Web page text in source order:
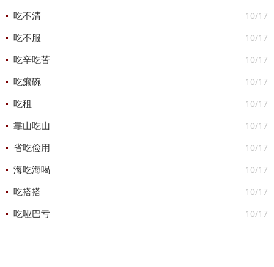
10/17
吃不清
10/17
吃不服
10/17
吃辛吃苦
10/17
吃癞碗
10/17
吃租
10/17
靠山吃山
10/17
省吃俭用
10/17
海吃海喝
10/17
吃搭搭
10/17
吃哑巴亏